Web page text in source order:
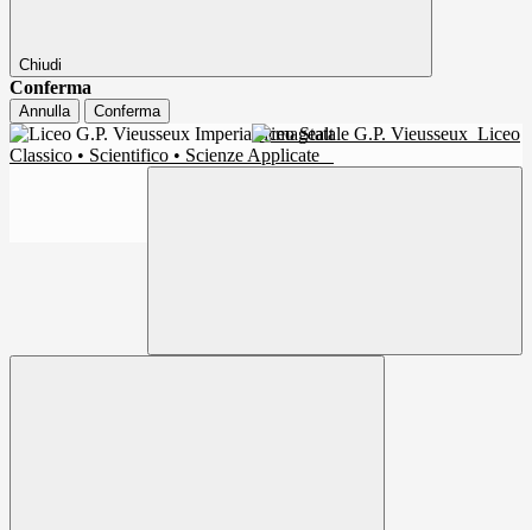
Chiudi
Conferma
Annulla Conferma
Liceo Statale G.P. Vieusseux Liceo
Classico • Scientifico • Scienze Applicate